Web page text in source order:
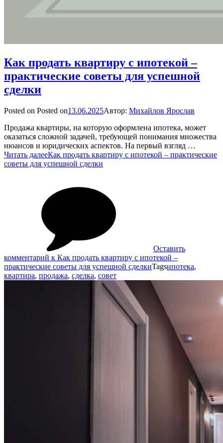
Как продать квартиру с ипотекой –
практические советы для успешной
сделки
Posted on Posted on13.06.2025Автор: Михайлов Ярослав
Продажа квартиры, на которую оформлена ипотека, может
оказаться сложной задачей, требующей понимания множества
нюансов и юридических аспектов. На первый взгляд …
Читать далееКак продать квартиру с ипотекой – практические
советы для успешной сделки
Оставить
комментарий к Как продать квартиру с ипотекой –
практические советы для успешной сделкиTagsипотека,
квартира, продажа, сделка, совет